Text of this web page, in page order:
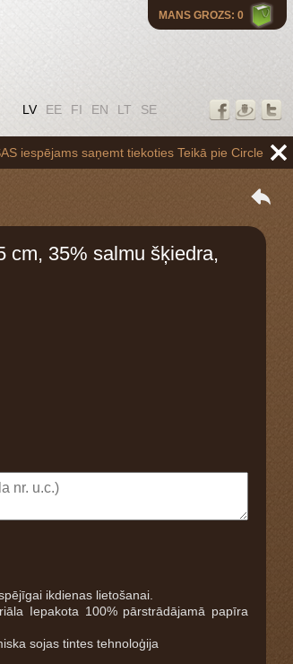
MANS GROZS: 0
LV EE FI EN LT SE
saņemt tiekoties Teikā pie Circle K
cm, 35% salmu šķiedra,
ikdienas lietošanai.
Iepakota 100% pārstrādājamā papīra
sojas tintes tehnoloģija